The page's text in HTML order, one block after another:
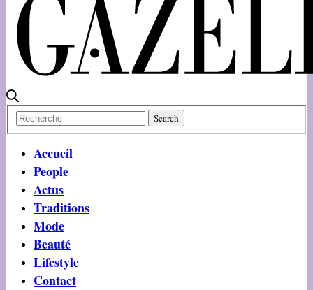
Accueil
People
Actus
Traditions
Mode
Beauté
Lifestyle
Contact